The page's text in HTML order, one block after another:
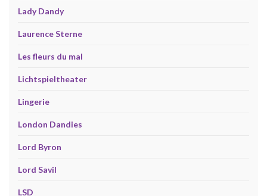
Lady Dandy
Laurence Sterne
Les fleurs du mal
Lichtspieltheater
Lingerie
London Dandies
Lord Byron
Lord Savil
LSD